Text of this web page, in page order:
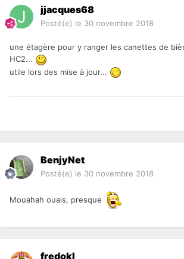
jjacques68
Posté(e) le 30 novembre 2018
une étagère pour y ranger les canettes de
HC2...
utile lors des mise à jour...
BenjyNet
Posté(e) le 30 novembre 2018
Mouahah ouais, presque
fredokl